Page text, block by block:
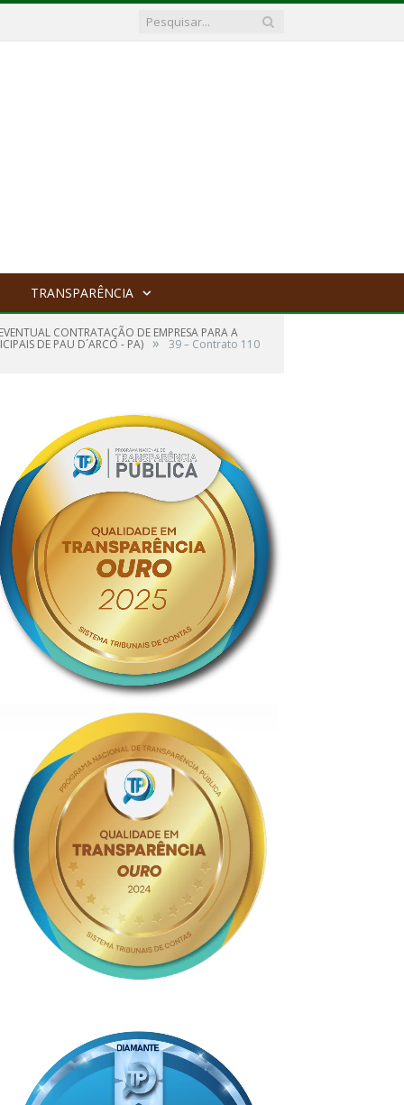
TRANSPARÊNCIA
CONTRATAÇÃO DE EMPRESA PARA A
DE PAU D´ARCO - PA) » 39 – Contrato 110